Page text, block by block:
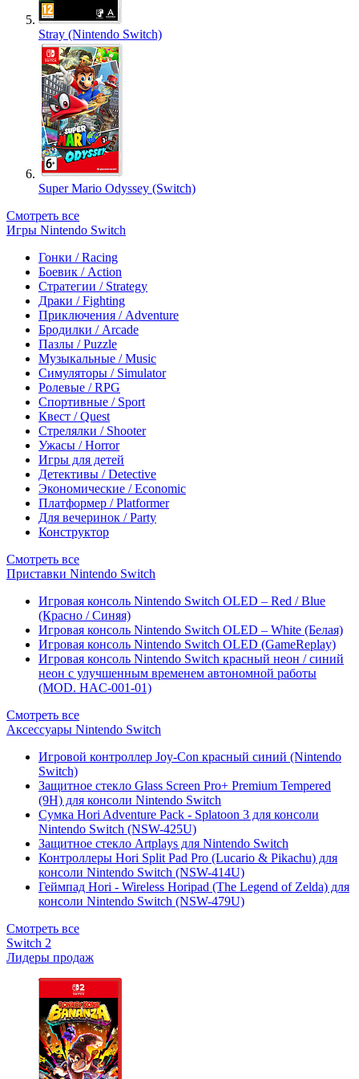
Stray (Nintendo Switch)
Super Mario Odyssey (Switch)
Смотреть все
Игры Nintendo Switch
Гонки / Racing
Боевик / Action
Стратегии / Strategy
Драки / Fighting
Приключения / Adventure
Бродилки / Arcade
Пазлы / Puzzle
Музыкальные / Music
Симуляторы / Simulator
Ролевые / RPG
Спортивные / Sport
Квест / Quest
Стрелялки / Shooter
Ужасы / Horror
Игры для детей
Детективы / Detective
Экономические / Economic
Платформер / Platformer
Для вечеринок / Party
Конструктор
Смотреть все
Приставки Nintendo Switch
Игровая консоль Nintendo Switch OLED – Red / Blue
(Красно / Синяя)
Игровая консоль Nintendo Switch OLED – White (Белая)
Игровая консоль Nintendo Switch OLED (GameReplay)
Игровая консоль Nintendo Switch красный неон / синий
неон с улучшенным временем автономной работы
(MOD. HAC-001-01)
Смотреть все
Аксессуары Nintendo Switch
Игровой контроллер Joy-Con красный синий (Nintendo
Switch)
Защитное стекло Glass Screen Pro+ Premium Tempered
(9H) для консоли Nintendo Switch
Сумка Hori Adventure Pack - Splatoon 3 для консоли
Nintendo Switch (NSW-425U)
Защитное стекло Artplays для Nintendo Switch
Контроллеры Hori Split Pad Pro (Lucario & Pikachu) для
консоли Nintendo Switch (NSW-414U)
Геймпад Hori - Wireless Horipad (The Legend of Zelda) для
консоли Nintendo Switch (NSW-479U)
Смотреть все
Switch 2
Лидеры продаж